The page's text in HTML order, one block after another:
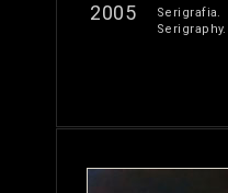
2005
Serigrafia.
Serigraphy.